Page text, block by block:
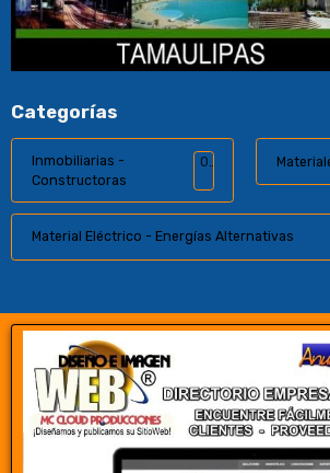
Categorías
Inmobiliarias -
Constructoras
0
Material Eléctrico - Energías Alternativas